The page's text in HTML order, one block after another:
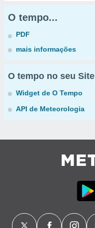
O tempo...
PDF
mais informações
O tempo no seu Site
Widget de O Tempo
API de Meteorologia